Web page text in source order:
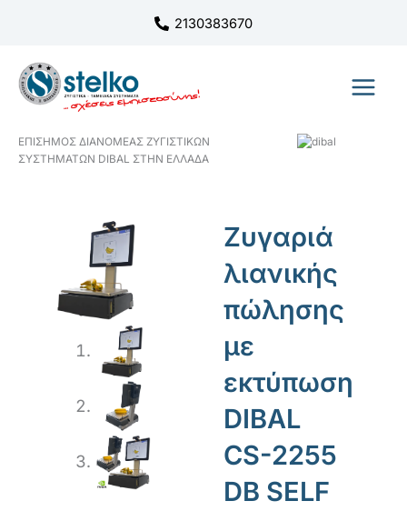
περιεχόμενο
2130383670
ΕΠΙΣΗΜΟΣ ΔΙΑΝΟΜΕΑΣ ΖΥΓΙΣΤΙΚΩΝ
ΣΥΣΤΗΜΑΤΩΝ DIBAL ΣΤΗΝ ΕΛΛΑΔΑ
Ζυγαριά
λιανικής
πώλησης
με
εκτύπωση
DIBAL
CS-2255
DB SELF